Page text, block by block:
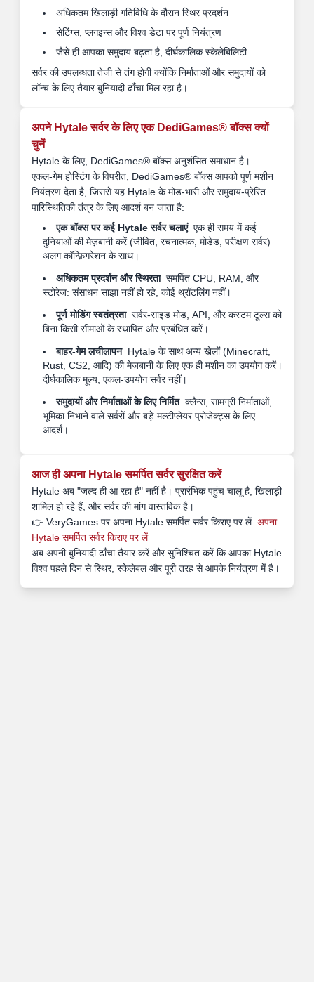
अधिकतम खिलाड़ी गतिविधि के दौरान स्थिर प्रदर्शन
सेटिंग्स, प्लगइन्स और विश्व डेटा पर पूर्ण नियंत्रण
जैसे ही आपका समुदाय बढ़ता है, दीर्घकालिक स्केलेबिलिटी
सर्वर की उपलब्धता तेजी से तंग होगी क्योंकि निर्माताओं और समुदायों को
लॉन्च के लिए तैयार बुनियादी ढाँचा मिल रहा है।
अपने Hytale सर्वर के लिए एक DediGames® बॉक्स क्यों
चुनें
Hytale के लिए, DediGames® बॉक्स अनुशंसित समाधान है।
एकल-गेम होस्टिंग के विपरीत, DediGames® बॉक्स आपको पूर्ण मशीन
नियंत्रण देता है, जिससे यह Hytale के मोड-भारी और समुदाय-प्रेरित
पारिस्थितिकी तंत्र के लिए आदर्श बन जाता है:
एक बॉक्स पर कई Hytale सर्वर चलाएं एक ही समय में कई
दुनियाओं की मेज़बानी करें (जीवित, रचनात्मक, मोडेड, परीक्षण सर्वर)
अलग कॉन्फ़िगरेशन के साथ।
अधिकतम प्रदर्शन और स्थिरता समर्पित CPU, RAM, और
स्टोरेज: संसाधन साझा नहीं हो रहे, कोई थ्रॉटलिंग नहीं।
पूर्ण मोडिंग स्वतंत्रता सर्वर-साइड मोड, API, और कस्टम टूल्स को
बिना किसी सीमाओं के स्थापित और प्रबंधित करें।
बाहर-गेम लचीलापन Hytale के साथ अन्य खेलों (Minecraft,
Rust, CS2, आदि) की मेज़बानी के लिए एक ही मशीन का उपयोग करें।
दीर्घकालिक मूल्य, एकल-उपयोग सर्वर नहीं।
समुदायों और निर्माताओं के लिए निर्मित क्लैन्स, सामग्री निर्माताओं,
भूमिका निभाने वाले सर्वरों और बड़े मल्टीप्लेयर प्रोजेक्ट्स के लिए
आदर्श।
आज ही अपना Hytale समर्पित सर्वर सुरक्षित करें
Hytale अब "जल्द ही आ रहा है" नहीं है। प्रारंभिक पहुंच चालू है, खिलाड़ी
शामिल हो रहे हैं, और सर्वर की मांग वास्तविक है।
👉 VeryGames पर अपना Hytale समर्पित सर्वर किराए पर लें: अपना
Hytale समर्पित सर्वर किराए पर लें
अब अपनी बुनियादी ढाँचा तैयार करें और सुनिश्चित करें कि आपका Hytale
विश्व पहले दिन से स्थिर, स्केलेबल और पूरी तरह से आपके नियंत्रण में है।